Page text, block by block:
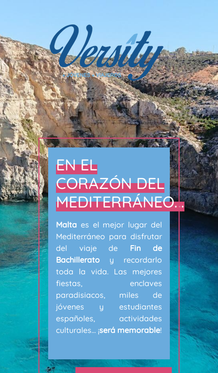
EN EL
CORAZÓN DEL
MEDITERRÁNEO...
Maltaes el mejor lugar del
Mediterráneo para disfrutar
del viaje de Fin de
Bachilleratoy recordarlo
toda la vida. Las mejores
fiestas, enclaves
paradisiacos, miles de
jóvenes y estudiantes
españoles, actividades
culturales... ¡será memorable!